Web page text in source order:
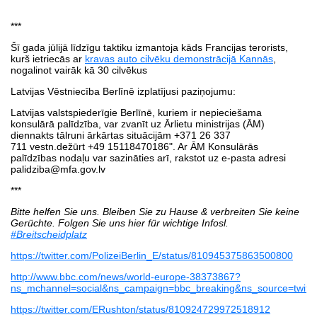
***
Šī gada jūlijā līdzīgu taktiku izmantoja kāds Francijas terorists,
kurš ietriecās ar kravas auto cilvēku demonstrācijā Kannās
nogalinot vairāk kā 30 cilvēkus
Latvijas Vēstniecība Berlīnē izplatījusi paziņojumu:
Latvijas valstspiederīgie Berlīnē, kuriem ir nepieciešama
konsulārā palīdzība, var zvanīt uz Ārlietu ministrijas (ĀM)
diennakts tālruni ārkārtas situācijām +371 26 337
711 vestn.dežūrt +49 15118470186". Ar ĀM Konsulārās
palīdzības nodaļu var sazināties arī, rakstot uz e-pasta adresi
palidziba@mfa.gov.lv
***
Bitte helfen Sie uns. Bleiben Sie zu Hause & verbreiten Sie keine
Gerüchte. Folgen Sie uns hier für wichtige Infosl.
#Breitscheidplatz
https://twitter.com/PolizeiBerlin_E/status/810945375863500800
http://www.bbc.com/news/world-europe-38373867?
https://twitter.com/ERushton/status/810924729972518912